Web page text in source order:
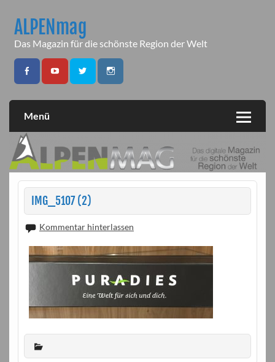
contentALPENmag
Das Magazin für die schönste Region der Welt
Menü
IMG_5107 (2)
Kommentar hinterlassen